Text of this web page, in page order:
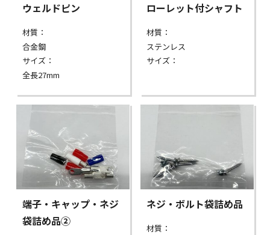
ウェルドピン
材質：
合金鋼
サイズ：
全長27mm
ローレット付シャフト
材質：
ステンレス
サイズ：
端子・キャップ・ネジ
袋詰め品②
ネジ・ボルト袋詰め品
材質：